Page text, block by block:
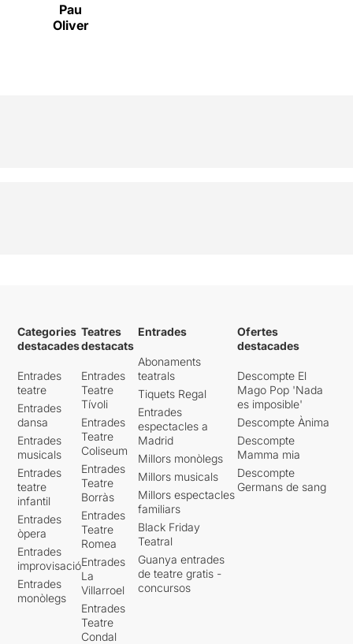
Pau
Oliver
Categories
destacades
Entrades
teatre
Entrades
dansa
Entrades
musicals
Entrades
teatre
infantil
Entrades
òpera
Entrades
improvisació
Entrades
monòlegs
Teatres
destacats
Entrades
Teatre
Tívoli
Entrades
Teatre
Coliseum
Entrades
Teatre
Borràs
Entrades
Teatre
Romea
Entrades
La
Villarroel
Entrades
Teatre
Condal
Entrades
Abonaments
teatrals
Tiquets Regal
Entrades
espectacles a
Madrid
Millors monòlegs
Millors musicals
Millors espectacles
familiars
Black Friday
Teatral
Guanya entrades
de teatre gratis -
concursos
Ofertes
destacades
Descompte El
Mago Pop 'Nada
es imposible'
Descompte Ànima
Descompte
Mamma mia
Descompte
Germans de sang